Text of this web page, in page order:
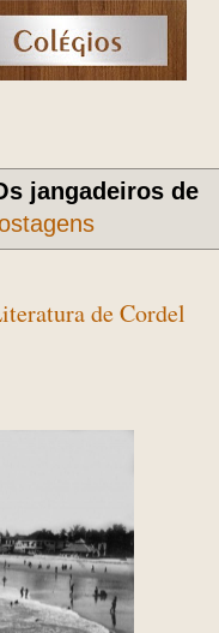
jangadeiros de
de Cordel